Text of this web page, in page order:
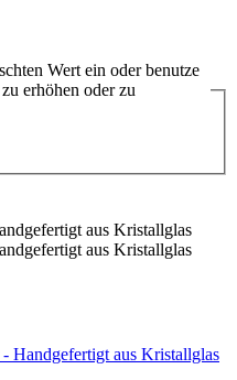
Wert ein oder benutze
erhöhen oder zu
Handgefertigt aus Kristallglas